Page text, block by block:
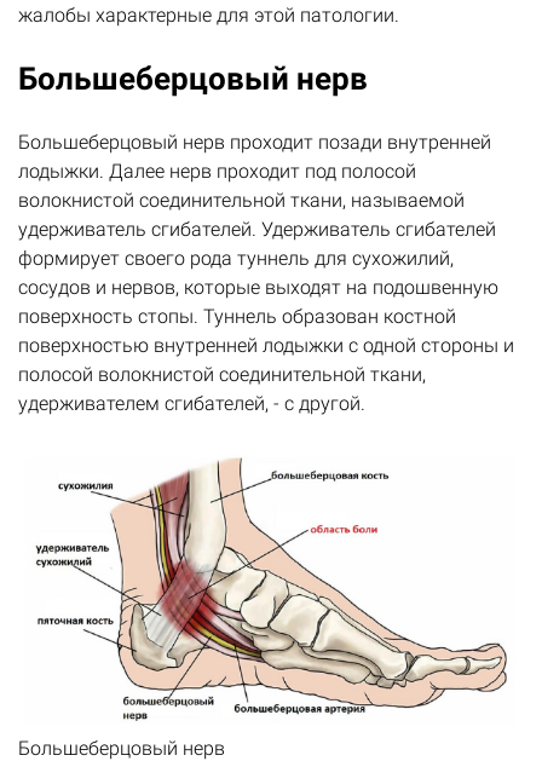
жалобы характерные для этой патологии.
Большеберцовый нерв
Большеберцовый нерв проходит позади внутренней
лодыжки. Далее нерв проходит под полосой
волокнистой соединительной ткани, называемой
удерживатель сгибателей. Удерживатель сгибателей
формирует своего рода туннель для сухожилий,
сосудов и нервов, которые выходят на подошвенную
поверхность стопы. Туннель образован костной
поверхностью внутренней лодыжки с одной стороны и
полосой волокнистой соединительной ткани,
удерживателем сгибателей, - с другой.
Большеберцовый нерв